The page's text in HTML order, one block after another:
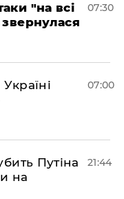
"на всі
07:30
07:00
Путіна
на
21:44